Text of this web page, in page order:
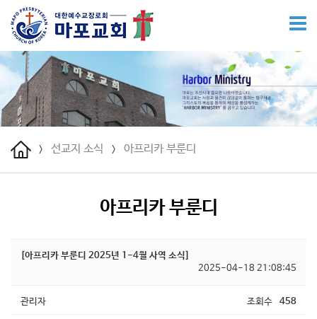
> 선교지 소식 > 아프리카 부룬디
아프리카 부룬디
[아프리카 부룬디 2025년 1-4월 사역 소식]
2025-04-18 21:08:45
관리자 조회수 458